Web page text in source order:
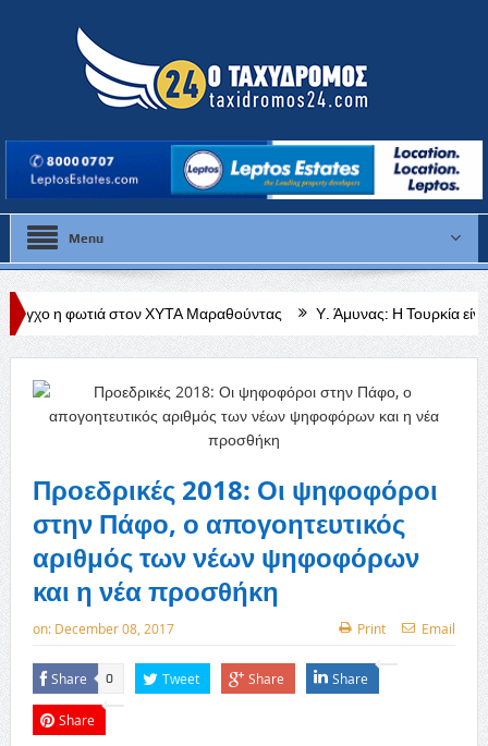
Menu
ΧΥΤΑ Μαραθούντας Υ. Άμυνας: Η Τουρκία είναι η τελευταία
Προεδρικές 2018: Οι ψηφοφόροι
στην Πάφο, ο απογοητευτικός
αριθμός των νέων ψηφοφόρων
και η νέα προσθήκη
on: December 08, 2017 Print Email
Share 0 Tweet Share Share
Share